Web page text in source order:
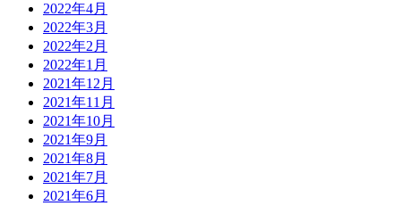
2022年4月
2022年3月
2022年2月
2022年1月
2021年12月
2021年11月
2021年10月
2021年9月
2021年8月
2021年7月
2021年6月